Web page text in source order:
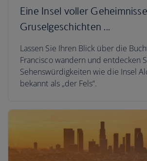
Eine Insel voller
Gruselgeschichten ...
Lassen Sie Ihren Blick über die
Francisco wandern und entdecken
Sehenswürdigkeiten wie die Insel
bekannt als „der Fels“.